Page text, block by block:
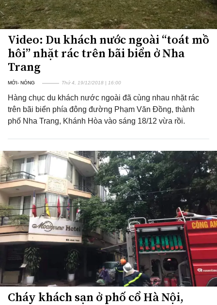
Video: Du khách nước ngoài “toát mồ
hôi” nhặt rác trên bãi biển ở Nha
Trang
MỚI- NÓNG Thứ 4, 19/12/2018 | 16:00
Hàng chục du khách nước ngoài đã cùng nhau nhặt rác
trên bãi biển phía đông đường Phạm Văn Đồng, thành
phố Nha Trang, Khánh Hòa vào sáng 18/12 vừa rồi.
Cháy khách sạn ở phố cổ Hà Nội,